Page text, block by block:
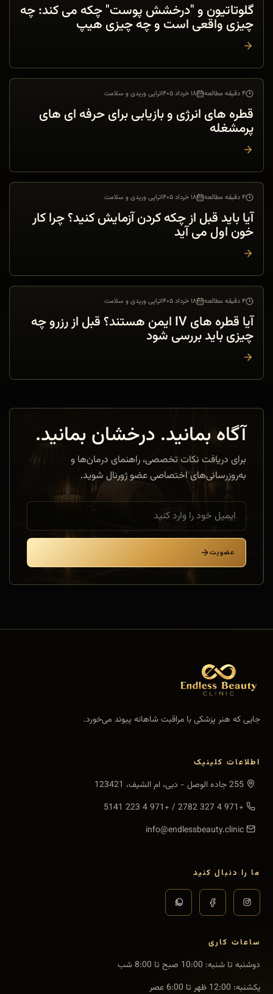
گلوتاتیون و "درخشش پوست" چکه می کند: چه
چیزی واقعی است و چه چیزی هیپ
۴ دقیقه مطالعه ۱۸ خرداد ۱۴۰۵ تراپی وریدی و سلامت
قطره های انرژی و بازیابی برای حرفه ای های
پرمشغله
۴ دقیقه مطالعه ۱۸ خرداد ۱۴۰۵ تراپی وریدی و سلامت
آیا باید قبل از چکه کردن آزمایش کنید؟ چرا کار
خون اول می آید
۴ دقیقه مطالعه ۱۸ خرداد ۱۴۰۵ تراپی وریدی و سلامت
آیا قطره های IV ایمن هستند؟ قبل از رزرو چه
چیزی باید بررسی شود
آگاه بمانید. درخشان بمانید.
برای دریافت نکات تخصصی، راهنمای درمان‌ها و
به‌روزرسانی‌های اختصاصی عضو ژورنال شوید.
عضویت
جایی که هنر پزشکی با مراقبت شاهانه پیوند می‌خورد.
اطلاعات کلینیک
255 جاده الوصل - دبی، ام الشیف، 123421
+971 4 327 2782
/
+971 4 223 5141
info@endlessbeauty.clinic
ما را دنبال کنید
ساعات کاری
دوشنبه تا شنبه: 10:00 صبح تا 8:00 شب
یکشنبه: 12:00 ظهر تا 6:00 عصر